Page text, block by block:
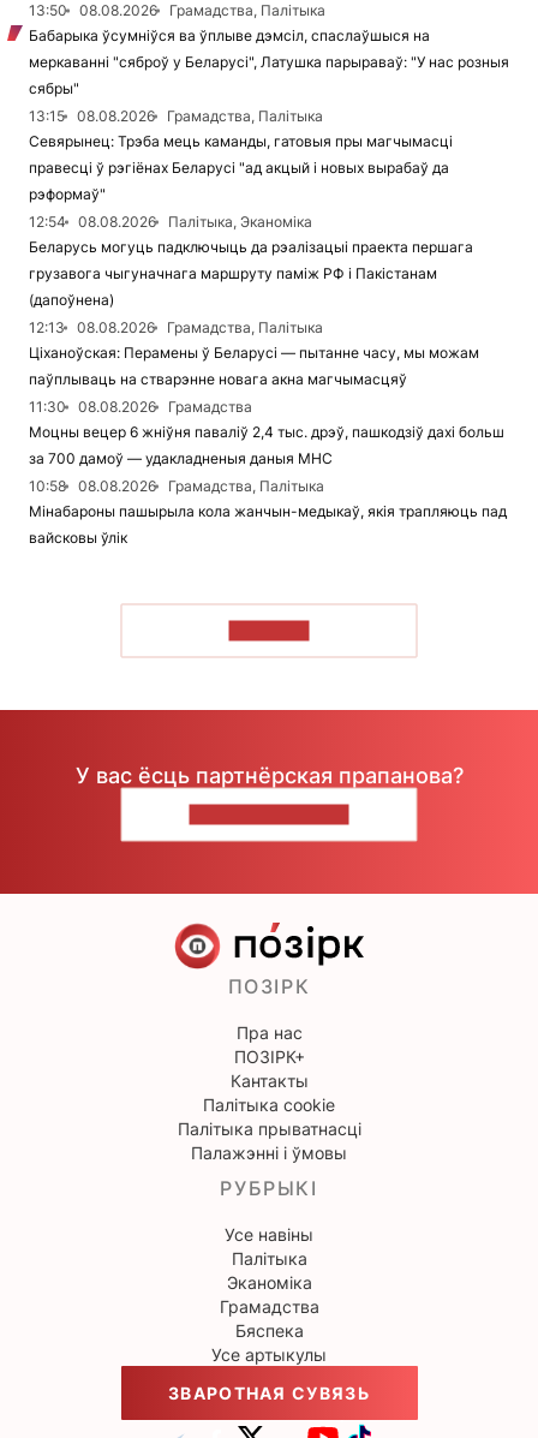
13:50
08.08.2026
Грамадства, Палітыка
Бабарыка ўсумніўся ва ўплыве дэмсіл, спаслаўшыся на
меркаванні "сяброў у Беларусі", Латушка парыраваў: "У нас розныя
сябры"
13:15
08.08.2026
Грамадства, Палітыка
Севярынец: Трэба мець каманды, гатовыя пры магчымасці
правесці ў рэгіёнах Беларусі "ад акцый і новых вырабаў да
рэформаў"
12:54
08.08.2026
Палітыка, Эканоміка
Беларусь могуць падключыць да рэалізацыі праекта першага
грузавога чыгуначнага маршруту паміж РФ і Пакістанам
(дапоўнена)
12:13
08.08.2026
Грамадства, Палітыка
Ціханоўская: Перамены ў Беларусі — пытанне часу, мы можам
паўплываць на стварэнне новага акна магчымасцяў
11:30
08.08.2026
Грамадства
Моцны вецер 6 жніўня паваліў 2,4 тыс. дрэў, пашкодзіў дахі больш
за 700 дамоў — удакладненыя даныя МНС
10:58
08.08.2026
Грамадства, Палітыка
Мінабароны пашырыла кола жанчын-медыкаў, якія трапляюць пад
вайсковы ўлік
У вас ёсць партнёрская прапанова?
ПОЗІРК
Пра нас
ПОЗІРК+
Кантакты
Палітыка cookie
Палітыка прыватнасці
Палажэнні і ўмовы
РУБРЫКІ
Усе навіны
Палітыка
Эканоміка
Грамадства
Бяспека
Усе артыкулы
ЗВАРОТНАЯ СУВЯЗЬ